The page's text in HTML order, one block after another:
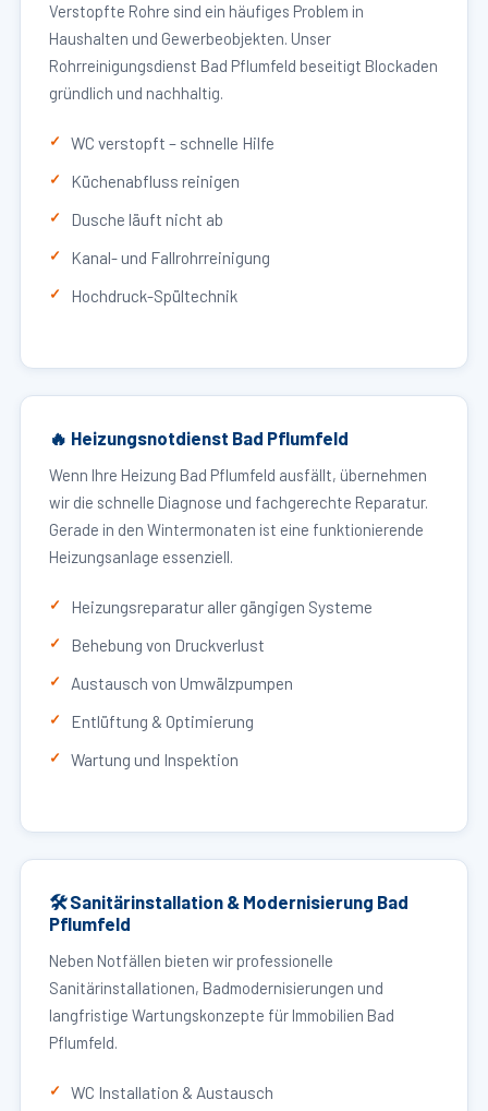
Verstopfte Rohre sind ein häufiges Problem in
Haushalten und Gewerbeobjekten. Unser
Rohrreinigungsdienst Bad Pflumfeld beseitigt Blockaden
gründlich und nachhaltig.
WC verstopft – schnelle Hilfe
Küchenabfluss reinigen
Dusche läuft nicht ab
Kanal- und Fallrohrreinigung
Hochdruck-Spültechnik
🔥 Heizungsnotdienst Bad Pflumfeld
Wenn Ihre Heizung Bad Pflumfeld ausfällt, übernehmen
wir die schnelle Diagnose und fachgerechte Reparatur.
Gerade in den Wintermonaten ist eine funktionierende
Heizungsanlage essenziell.
Heizungsreparatur aller gängigen Systeme
Behebung von Druckverlust
Austausch von Umwälzpumpen
Entlüftung & Optimierung
Wartung und Inspektion
🛠 Sanitärinstallation & Modernisierung Bad
Pflumfeld
Neben Notfällen bieten wir professionelle
Sanitärinstallationen, Badmodernisierungen und
langfristige Wartungskonzepte für Immobilien Bad
Pflumfeld.
WC Installation & Austausch